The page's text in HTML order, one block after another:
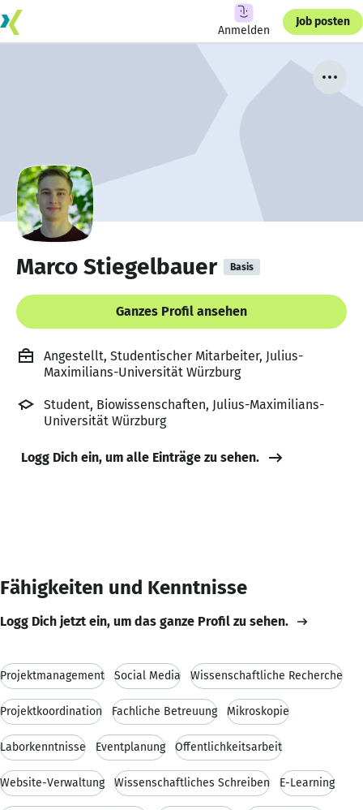
Anmelden
Job posten
Marco Stiegelbauer Basis
Ganzes Profil ansehen
Angestellt, Studentischer Mitarbeiter, Julius-
Maximilians-Universität Würzburg
Student, Biowissenschaften, Julius-Maximilians-
Universität Würzburg
Logg Dich ein, um alle Einträge zu sehen.
Fähigkeiten und Kenntnisse
Logg Dich jetzt ein, um das ganze Profil zu sehen.
Projektmanagement Social Media Wissenschaftliche Recherche
Projektkoordination Fachliche Betreuung Mikroskopie
Laborkenntnisse Eventplanung Öffentlichkeitsarbeit
Website-Verwaltung Wissenschaftliches Schreiben E-Learning